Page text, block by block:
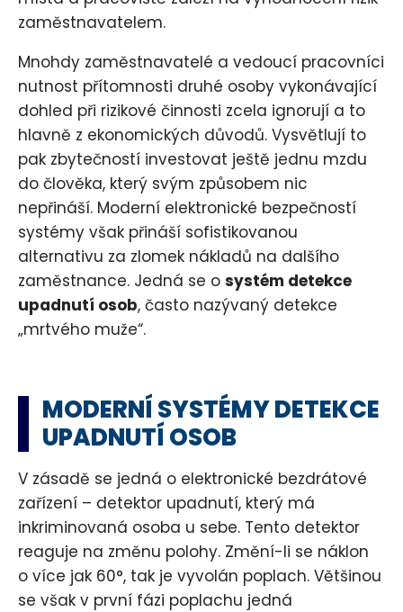
zaměstnavatelem.
Mnohdy zaměstnavatelé a vedoucí pracovníci
nutnost přítomnosti druhé osoby vykonávající
dohled při rizikové činnosti zcela ignorují a to
hlavně z ekonomických důvodů. Vysvětlují to
pak zbytečností investovat ještě jednu mzdu
do člověka, který svým způsobem nic
nepřináší. Moderní elektronické bezpečností
systémy však přináší sofistikovanou
alternativu za zlomek nákladů na dalšího
zaměstnance. Jedná se o systém detekce
upadnutí osob, často nazývaný detekce
„mrtvého muže“.
MODERNÍ SYSTÉMY DETEKCE
UPADNUTÍ OSOB
V zásadě se jedná o elektronické bezdrátové
zařízení – detektor upadnutí, který má
inkriminovaná osoba u sebe. Tento detektor
reaguje na změnu polohy. Změní-li se náklon
o více jak 60°, tak je vyvolán poplach. Většinou
se však v první fázi poplachu jedná